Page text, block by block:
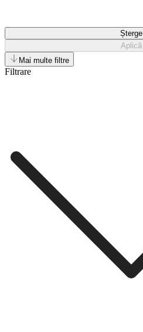
Șterge
Aplică
Mai multe filtre
Filtrare